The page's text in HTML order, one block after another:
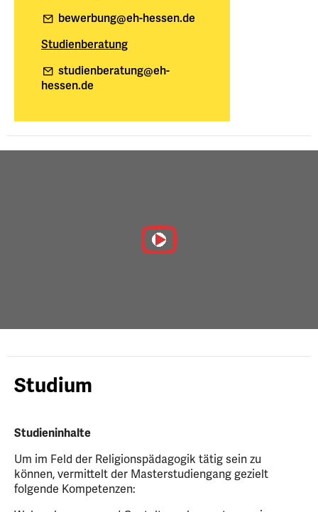
bewerbung@eh-hessen.de
Studienberatung
studienberatung@eh-
hessen.de
Video
abspielen
Studium
Studieninhalte
Um im Feld der Religionspädagogik tätig sein zu
können, vermittelt der Masterstudiengang gezielt
folgende Kompetenzen: